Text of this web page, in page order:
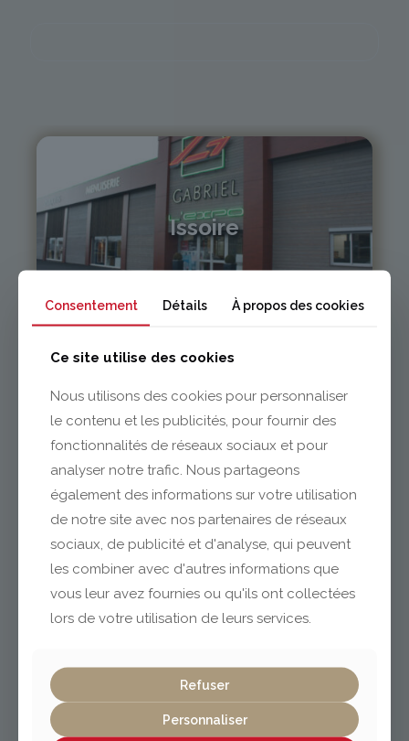
Issoire
contact@gabriel-sa.fr
Clermont-Ferrand
04 73 42 18 38
04 70 97 56 39
cusset@gabriel-sa.fr
Consentement Détails À propos des cookies
Ce site utilise des cookies
Nous utilisons des cookies pour personnaliser
le contenu et les publicités, pour fournir des
fonctionnalités de réseaux sociaux et pour
analyser notre trafic. Nous partageons
également des informations sur votre utilisation
de notre site avec nos partenaires de réseaux
sociaux, de publicité et d'analyse, qui peuvent
les combiner avec d'autres informations que
vous leur avez fournies ou qu'ils ont collectées
lors de votre utilisation de leurs services.
Refuser
Personnaliser